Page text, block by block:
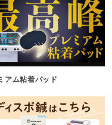
アム粘着パッド